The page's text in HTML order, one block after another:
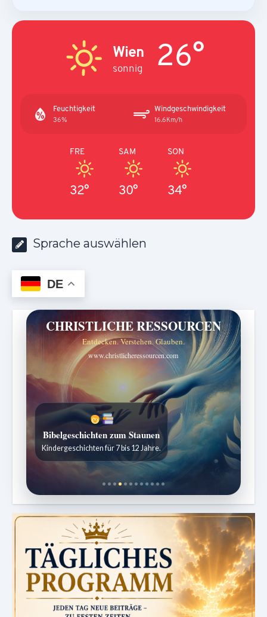
Wien
sonnig 26°
Feuchtigkeit
36%
Windgeschwindigkeit
16.6Km/h
FRE
32°
SAM
30°
SON
34°
Sprache auswählen
DE
CHRISTLICHE RESSOURCEN
Entdecken. Verstehen. Glauben.
www.christlicheressourcen.com
Bibelgeschichten zum Staunen
Kindergeschichten für 7 bis 12 Jahre.
Sabbatschule mit Pastor Mark Finley
Wöchentliche Lektionen verständlich erklärt.